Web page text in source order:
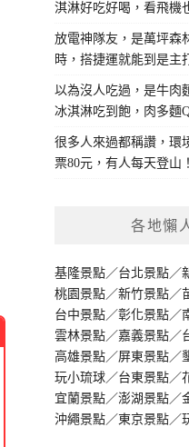
淇淋好吃好喝，看飛機
放電神隊友，是萬坪森
時，搭捷運就能到是主打
以為沒人吃過，是牛肉
冰淇淋吃到飽，肉多麵
很多人來過都稱讚，環
票80元，有人每天登山！
各地懶
基隆景點／台北景點／
桃園景點／新竹景點／
台中景點／彰化景點／
雲林景點／嘉義景點／
高雄景點／屏東景點／
玩小琉球／台東景點／
宜蘭景點／澎湖景點／
沖繩景點／東京景點／